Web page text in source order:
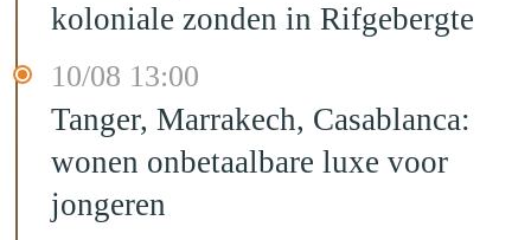
koloniale zonden in Rifgebergte
10/08 13:00
Tanger, Marrakech, Casablanca:
wonen onbetaalbare luxe voor
jongeren